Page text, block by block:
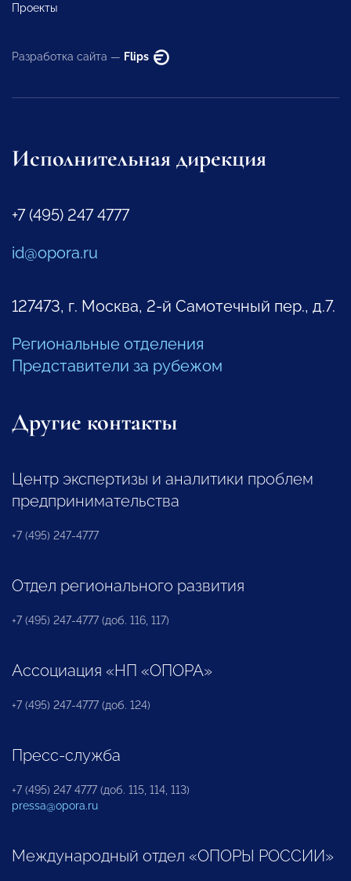
Проекты
Разработка сайта — Flips
Исполнительная дирекция
+7 (495) 247 4777
id@opora.ru
127473, г. Москва, 2-й Самотечный пер., д.7.
Региональные отделения
Представители за рубежом
Другие контакты
Центр экспертизы и аналитики проблем
предпринимательства
+7 (495) 247-4777
Отдел регионального развития
+7 (495) 247-4777 (доб. 116, 117)
Ассоциация «НП «ОПОРА»
+7 (495) 247-4777 (доб. 124)
Пресс-служба
+7 (495) 247 4777 (доб. 115, 114, 113)
pressa@opora.ru
Международный отдел «ОПОРЫ РОССИИ»